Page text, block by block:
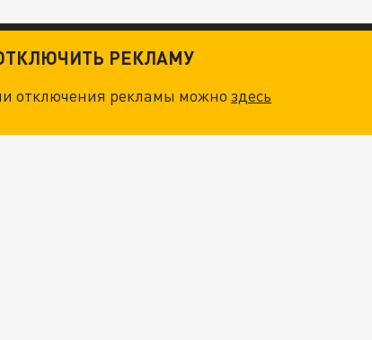
РЕКЛАМУ
отключения рекламы можноздесь